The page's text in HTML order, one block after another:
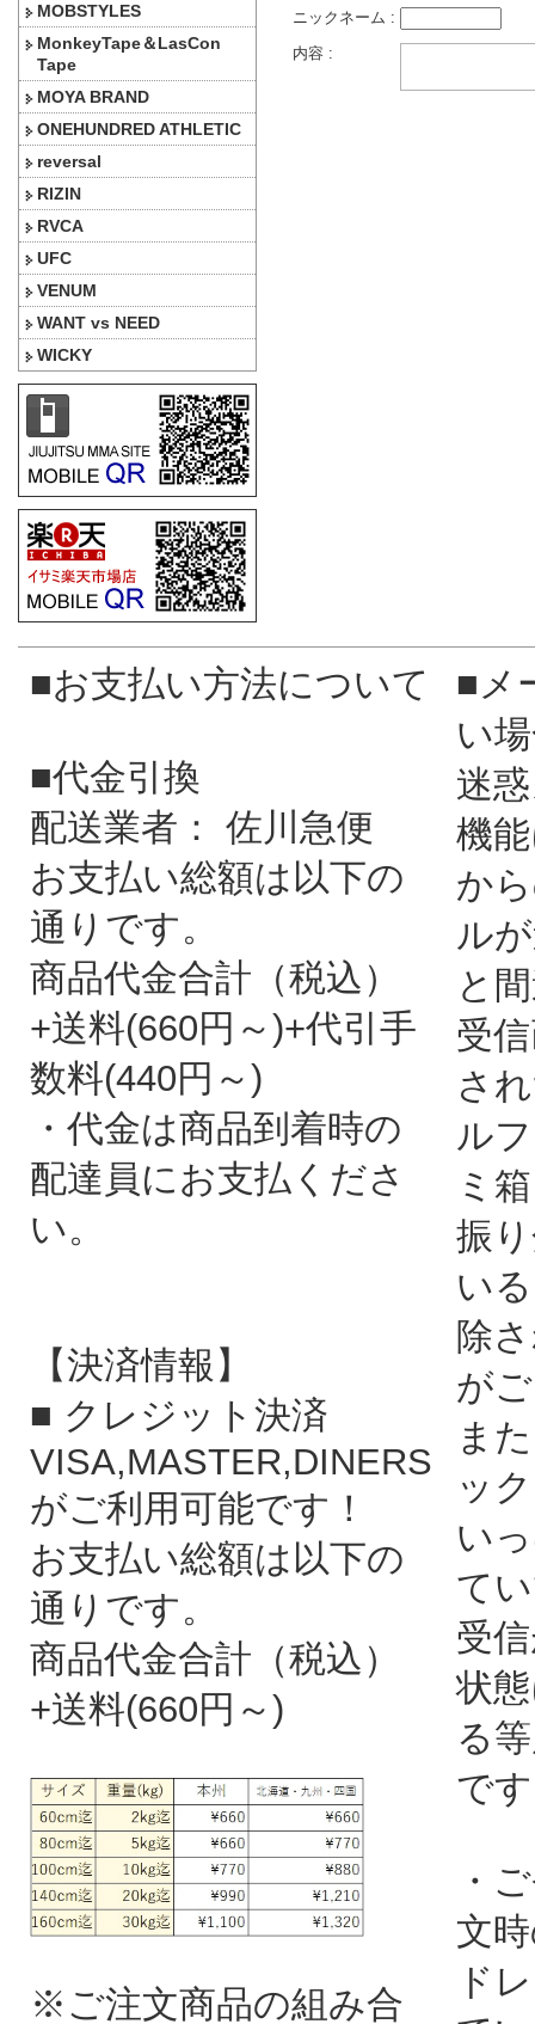
MOBSTYLES
MonkeyTape＆LasCon
Tape
MOYA BRAND
ONEHUNDRED ATHLETIC
reversal
RIZIN
RVCA
UFC
VENUM
WANT vs NEED
WICKY
ニックネーム :
内容 :
■お支払い方法について
■代金引換
配送業者： 佐川急便
お支払い総額は以下の
通りです。
商品代金合計（税込）
+送料(660円～)+代引手
数料(440円～)
・代金は商品到着時の
配達員にお支払くださ
い。
【決済情報】
■ クレジット決済
VISA,MASTER,DINERS
がご利用可能です！
お支払い総額は以下の
通りです。
商品代金合計（税込）
+送料(660円～)
※ご注文商品の組み合
■メ
い
迷
機
か
ル
と
受
さ
ル
ミ
振
い
除
が
ま
ッ
い
て
受
状
る
で
・
文
ド